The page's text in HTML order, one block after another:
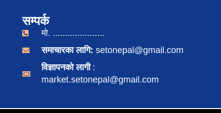
सम्पर्क
मो. .....................
समाचारका लागि: setonepal@gmail.com
विज्ञापनको लागी :
market.setonepal@gmail.com